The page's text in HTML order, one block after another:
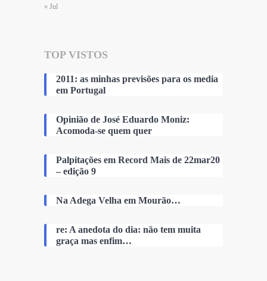
« Jul
TOP VISTOS
2011: as minhas previsões para os media
em Portugal
Opinião de José Eduardo Moniz:
Acomoda-se quem quer
Palpitações em Record Mais de 22mar20
– edição 9
Na Adega Velha em Mourão…
re: A anedota do dia: não tem muita
graça mas enfim…